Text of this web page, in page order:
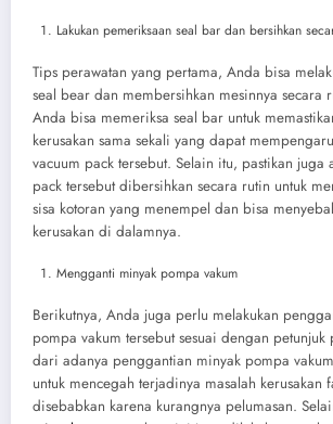
Lakukan pemeriksaan seal bar dan bersihkan
Tips perawatan yang pertama, Anda bisa
seal bear dan membersihkan mesinnya secara
Anda bisa memeriksa seal bar untuk
kerusakan sama sekali yang dapat
vacuum pack tersebut. Selain itu, pastikan juga
pack tersebut dibersihkan secara rutin untuk
sisa kotoran yang menempel dan bisa
kerusakan di dalamnya.
Mengganti minyak pompa vakum
Berikutnya, Anda juga perlu melakukan
pompa vakum tersebut sesuai dengan petunjuk
dari adanya penggantian minyak pompa
untuk mencegah terjadinya masalah kerusakan
disebabkan karena kurangnya pelumasan.